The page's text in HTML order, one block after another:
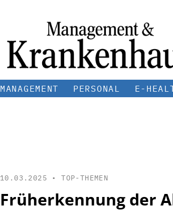
MANAGEMENT PERSONAL E-
10.03.2025 •TOP-THEMEN
Früherkennung der